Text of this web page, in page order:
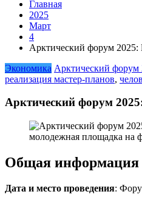
Главная
2025
Март
4
Арктический форум 2025:
Экономика Арктический форум
реализация мастер-планов,
Арктический форум
Общая информация
Дата и место проведения: